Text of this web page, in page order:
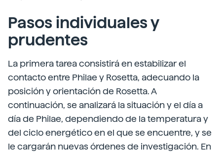
Pasos individuales y
prudentes
La primera tarea consistirá en estabilizar el
contacto entre Philae y Rosetta, adecuando la
posición y orientación de Rosetta. A
continuación, se analizará la situación y el día a
día de Philae, dependiendo de la temperatura y
del ciclo energético en el que se encuentre, y se
le cargarán nuevas órdenes de investigación. En